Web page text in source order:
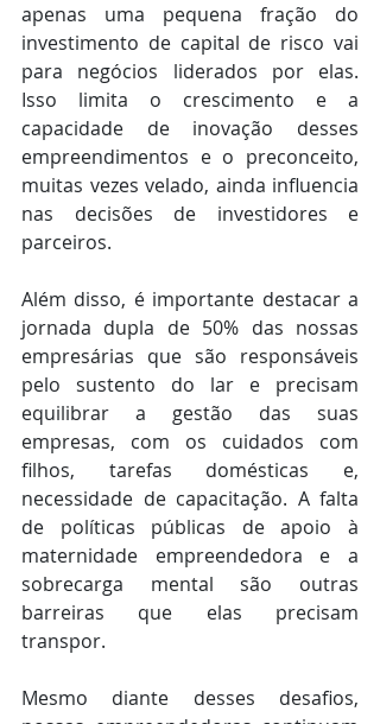
apenas uma pequena fração do
investimento de capital de risco vai
para negócios liderados por elas.
Isso limita o crescimento e a
capacidade de inovação desses
empreendimentos e o preconceito,
muitas vezes velado, ainda influencia
nas decisões de investidores e
parceiros.
Além disso, é importante destacar a
jornada dupla de 50% das nossas
empresárias que são responsáveis
pelo sustento do lar e precisam
equilibrar a gestão das suas
empresas, com os cuidados com
filhos, tarefas domésticas e,
necessidade de capacitação. A falta
de políticas públicas de apoio à
maternidade empreendedora e a
sobrecarga mental são outras
barreiras que elas precisam
transpor.
Mesmo diante desses desafios,